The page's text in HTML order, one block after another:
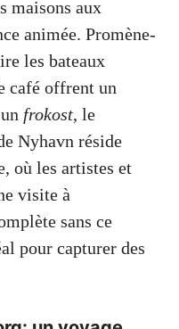
maisons aux
animée. Promène-
les bateaux
café offrent un
frokost, le
Nyhavn réside
où les artistes et
visite à
sans ce
pour capturer des